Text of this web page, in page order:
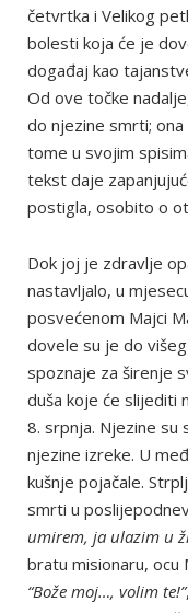
četvrtka i Velikog
bolesti koja će je
događaj kao
Od ove točke
do njezine smrti;
tome u svojim
tekst daje
postigla, osobito o
Dok joj je zdravlje
nastavljalo, u
posvećenom Majci
dovele su je do
spoznaje za širenje
duša koje će slijediti
8. srpnja. Njezine su
njezine izreke. U
kušnje pojačale.
smrti u
umirem, ja ulazim u
bratu misionaru, ocu
“Bože moj…, volim te!”